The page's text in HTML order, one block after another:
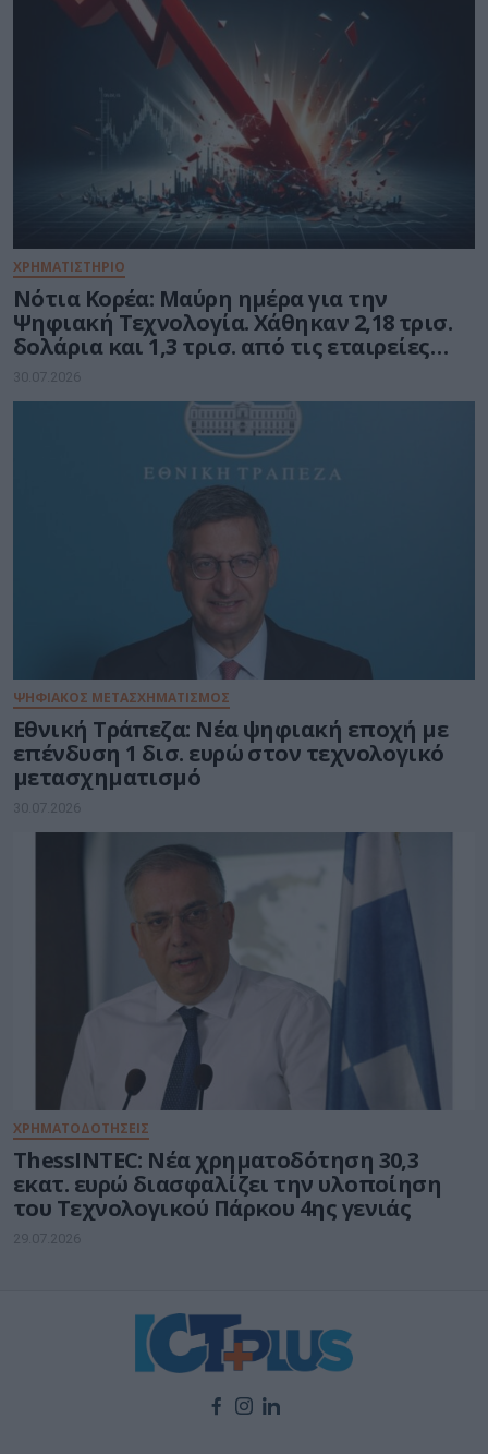
ΧΡΗΜΑΤΙΣΤΗΡΙΟ
Νότια Κορέα: Μαύρη ημέρα για την
Ψηφιακή Τεχνολογία. Χάθηκαν 2,18 τρισ.
δολάρια και 1,3 τρισ. από τις εταιρείες
ημιαγωγών
30.07.2026
ΨΗΦΙΑΚΟΣ ΜΕΤΑΣΧΗΜΑΤΙΣΜΟΣ
Εθνική Τράπεζα: Νέα ψηφιακή εποχή με
επένδυση 1 δισ. ευρώ στον τεχνολογικό
μετασχηματισμό
30.07.2026
ΧΡΗΜΑΤΟΔΟΤΗΣΕΙΣ
ThessINTEC: Νέα χρηματοδότηση 30,3
εκατ. ευρώ διασφαλίζει την υλοποίηση
του Τεχνολογικού Πάρκου 4ης γενιάς
29.07.2026